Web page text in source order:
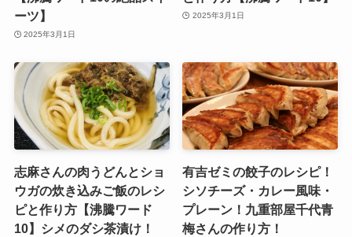
ーツ】
2025年3月1日
2025年3月1日
志麻さんの肉うどんとショ
ウガの炊き込みご飯のレシ
ピと作り方【沸騰ワード
10】シメのダシ茶漬け！
有吉ゼミの餃子のレシピ！
シソチーズ・カレー風味・
プレーン！九重部屋千代青
梅さんの作り方！